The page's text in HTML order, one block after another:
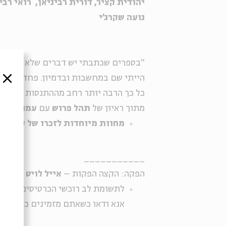
יהודית קציר, דורית רביניאן, רואי
נועה שקרג'י
"בספרים שכתבתי יש דברים שלא קרו
הייתי שם במחשבות ובדמיון. פחדתי
כל כך הרבה יותר רחב מההתנסות עצמה."
מתוך ראיון של תהל פרוש עם עמוס עוז
מחוות מיוחדות לזכרו של עמוס
הפקה: הקצה הפקות – אייל לויט |
לתשומת לב רוכשי הכרטיסים:
אנא ודאו כשאתם מזמינים כמה
סגור